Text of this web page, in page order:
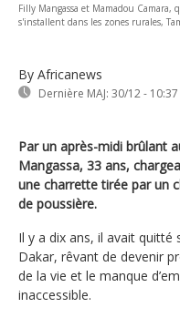
Filly Mangassa et Mamadou
s'installent dans les zones rurales,
By Africanews
Dernière MAJ: 30/12 - 10:37
Par un après-midi brûlant
Mangassa, 33 ans,
une charrette tirée par un
de poussière.
Il y a dix ans, il avait quitté
Dakar, rêvant de devenir
de la vie et le manque
inaccessible.